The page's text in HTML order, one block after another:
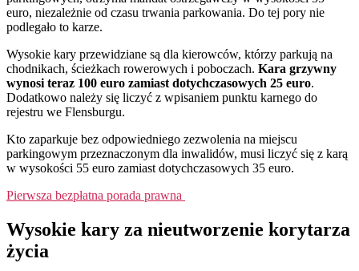
euro, niezależnie od czasu trwania parkowania. Do tej pory nie
podlegało to karze.
Wysokie kary przewidziane są dla kierowców, którzy parkują na
chodnikach, ścieżkach rowerowych i poboczach. Kara grzywny
wynosi teraz 100 euro zamiast dotychczasowych 25 euro.
Dodatkowo należy się liczyć z wpisaniem punktu karnego do
rejestru we Flensburgu.
Kto zaparkuje bez odpowiedniego zezwolenia na miejscu
parkingowym przeznaczonym dla inwalidów, musi liczyć się z karą
w wysokości 55 euro zamiast dotychczasowych 35 euro.
Pierwsza bezpłatna porada prawna
Wysokie kary za nieutworzenie korytarza
życia